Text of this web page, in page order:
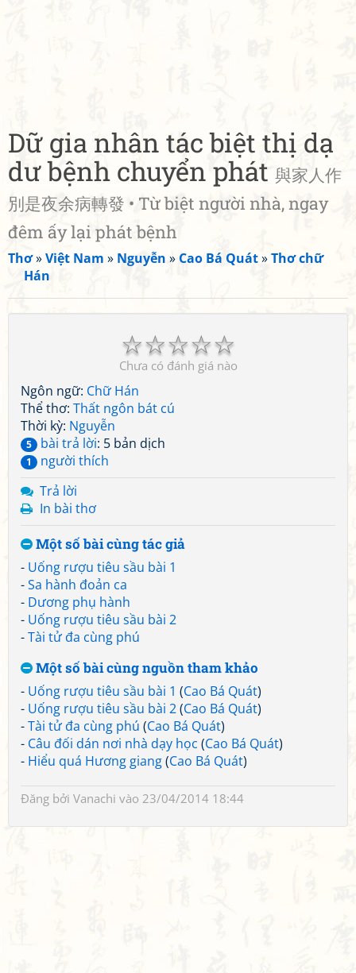
Dữ gia nhân tác biệt thị dạ
dư bệnh chuyển phát 與家人作
別是夜余病轉發 • Từ biệt người nhà, ngay
đêm ấy lại phát bệnh
Thơ»Việt Nam » Nguyễn » Cao Bá Quát»Thơ chữ
Hán
☆
☆
☆
☆
☆
Chưa có đánh giá nào
Ngôn ngữ: Chữ Hán
Thể thơ: Thất ngôn bát cú
Thời kỳ: Nguyễn
5 bài trả lời: 5 bản dịch
1
người thích
Trả lời
In bài thơ
Một số bài cùng tác giả
- Uống rượu tiêu sầu bài 1
-Sa hành đoản ca
- Dương phụ hành
- Uống rượu tiêu sầu bài 2
-Tài tử đa cùng phú
Một số bài cùng nguồn tham khảo
- Uống rượu tiêu sầu bài 1 (Cao Bá Quát)
- Uống rượu tiêu sầu bài 2(Cao Bá Quát)
-Tài tử đa cùng phú (Cao Bá Quát)
- Câu đối dán nơi nhà dạy học (Cao Bá Quát)
- Hiểu quá Hương giang(Cao Bá Quát)
Đăng bởi Vanachi vào 23/04/2014 18:44